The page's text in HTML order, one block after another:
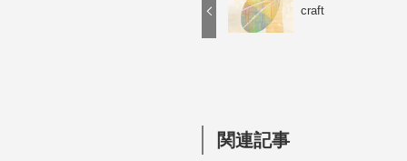
craft
関連記事